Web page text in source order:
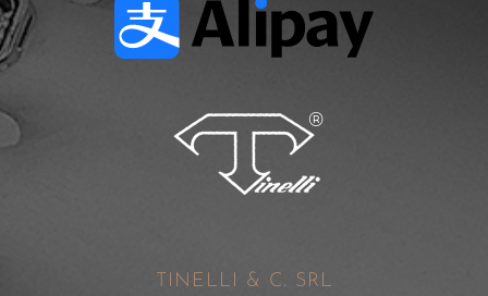
TINELLI & C. SRL